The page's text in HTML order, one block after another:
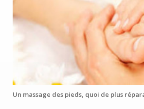
Un massage des pieds, quoi de plus